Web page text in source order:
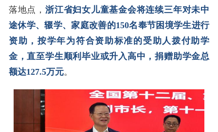
落地点， 浙江省妇女儿童基金会将连续三年对未中
途休学、辍学、家庭改善的150名奉节困境学生进行
资助，按学年为符合资助标准的受助人拨付助学
金，直至学生顺利毕业或升入高中，捐赠助学金总
额达127.5万元。